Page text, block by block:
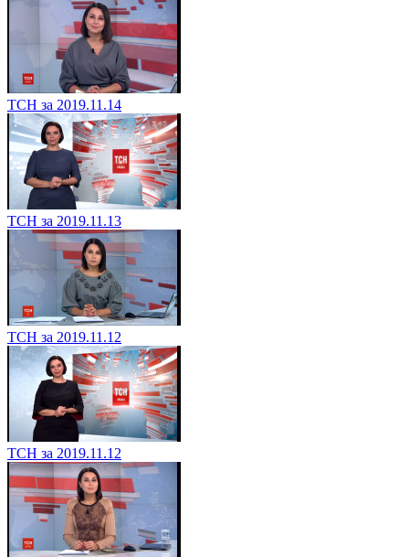
ТСН за 2019.11.14
ТСН за 2019.11.13
ТСН за 2019.11.12
ТСН за 2019.11.12